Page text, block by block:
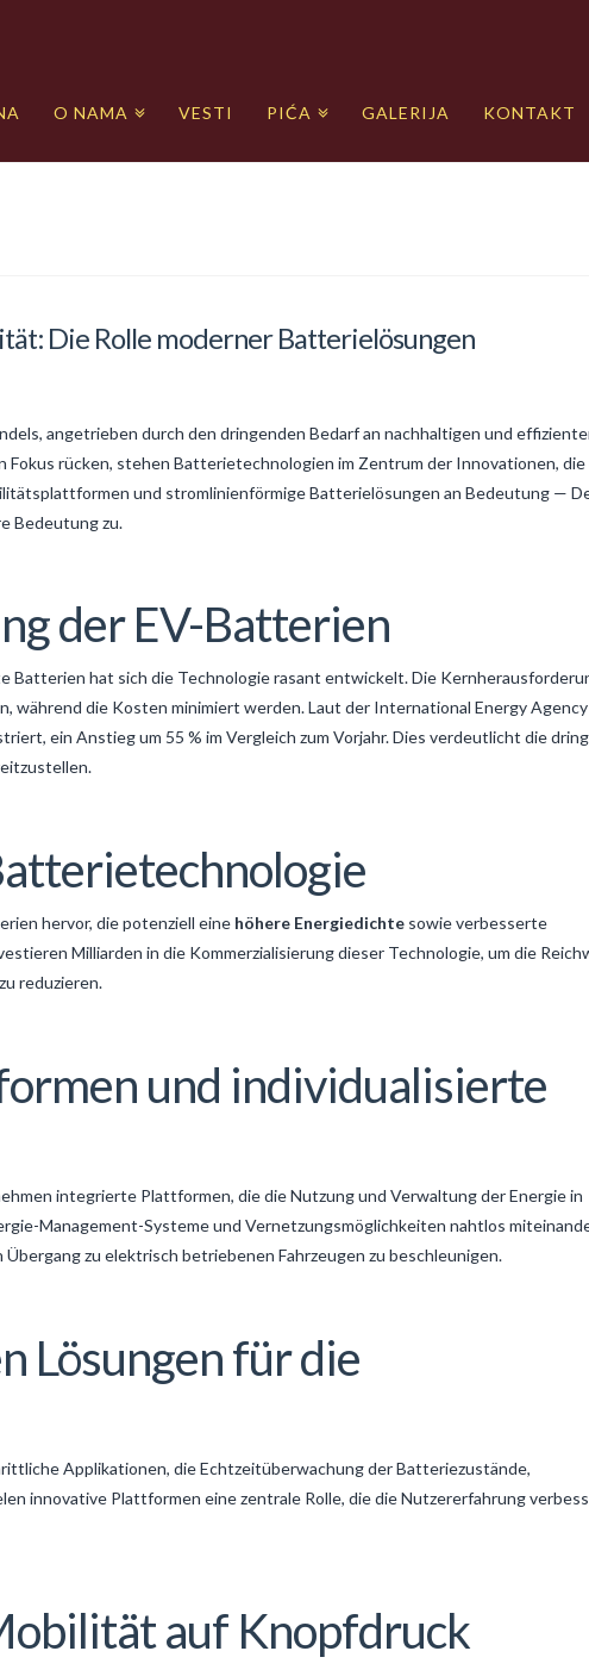
O NAMA VESTI PIĆA GALERIJA KONTAKT
Die Rolle moderner Batterielösungen
angetrieben durch den dringenden Bedarf an nachhaltigen und
Fokus rücken, stehen Batterietechnologien im Zentrum der Innovationen, die
und stromlinienförmige Batterielösungen an Bedeutung —
Bedeutung zu.
der EV-Batterien
hat sich die Technologie rasant entwickelt. Die
während die Kosten minimiert werden. Laut der International Energy Agency
, ein Anstieg um 55 % im Vergleich zum Vorjahr. Dies verdeutlicht die
hervor, die potenziell eine höhere Energiedichte sowie verbesserte
Milliarden in die Kommerzialisierung dieser Technologie, um die
reduzieren.
und individualisierte
integrierte Plattformen, die die Nutzung und Verwaltung der Energie in
Management-Systeme und Vernetzungsmöglichkeiten nahtlos
zu elektrisch betriebenen Fahrzeugen zu beschleunigen.
Lösungen für die
Applikationen, die Echtzeitüberwachung der Batteriezustände,
innovative Plattformen eine zentrale Rolle, die die Nutzererfahrung
auf Knopfdruck